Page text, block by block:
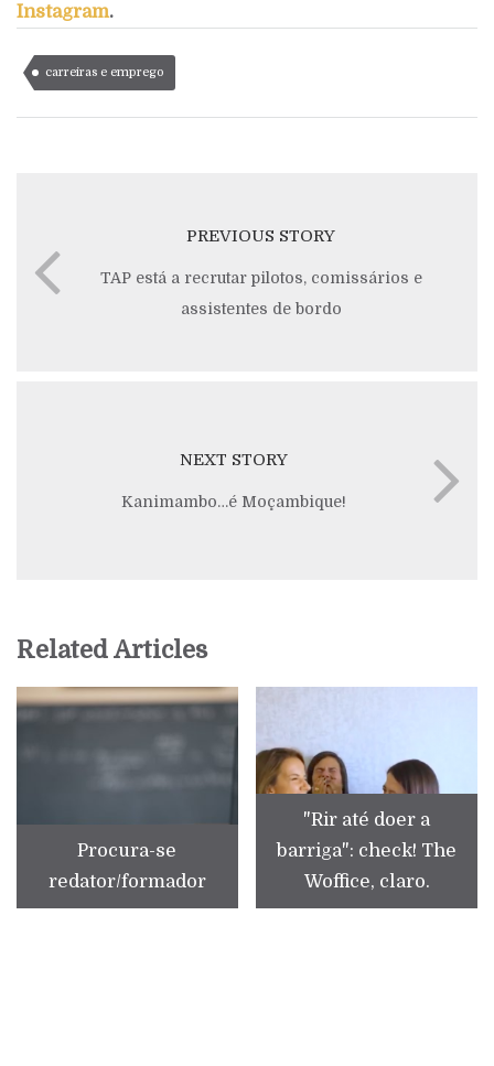
Instagram.
carreiras e emprego
PREVIOUS STORY
TAP está a recrutar pilotos, comissários e
assistentes de bordo
NEXT STORY
Kanimambo…é Moçambique!
Related Articles
Procura-se
redator/formador
"Rir até doer a
barriga": check! The
Woffice, claro.